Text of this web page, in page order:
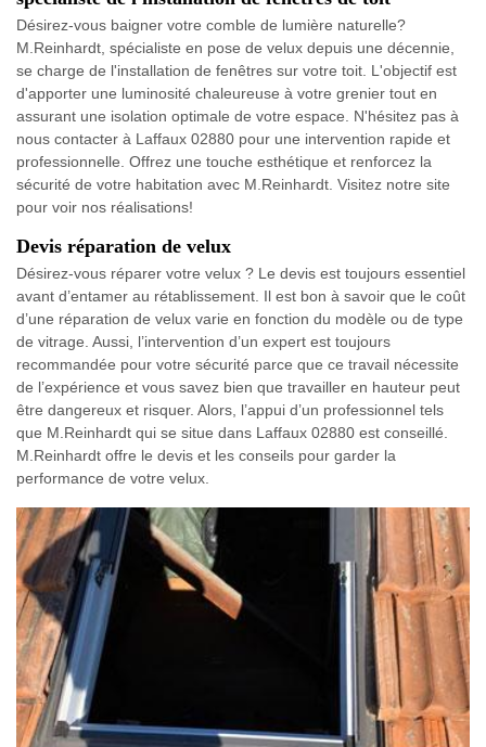
Désirez-vous baigner votre comble de lumière naturelle?
M.Reinhardt, spécialiste en pose de velux depuis une décennie,
se charge de l'installation de fenêtres sur votre toit. L'objectif est
d'apporter une luminosité chaleureuse à votre grenier tout en
assurant une isolation optimale de votre espace. N'hésitez pas à
nous contacter à Laffaux 02880 pour une intervention rapide et
professionnelle. Offrez une touche esthétique et renforcez la
sécurité de votre habitation avec M.Reinhardt. Visitez notre site
pour voir nos réalisations!
Devis réparation de velux
Désirez-vous réparer votre velux ? Le devis est toujours essentiel
avant d’entamer au rétablissement. Il est bon à savoir que le coût
d’une réparation de velux varie en fonction du modèle ou de type
de vitrage. Aussi, l’intervention d’un expert est toujours
recommandée pour votre sécurité parce que ce travail nécessite
de l’expérience et vous savez bien que travailler en hauteur peut
être dangereux et risquer. Alors, l’appui d’un professionnel tels
que M.Reinhardt qui se situe dans Laffaux 02880 est conseillé.
M.Reinhardt offre le devis et les conseils pour garder la
performance de votre velux.